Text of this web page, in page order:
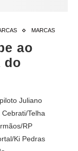
MARCAS
ao
do
Juliano
Telha
RP
Ki Pedras